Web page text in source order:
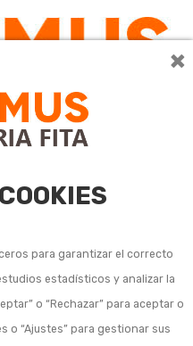
×
para garantizar el correcto
estadísticos y analizar la
o “Rechazar” para aceptar o
o “Ajustes” para gestionar sus